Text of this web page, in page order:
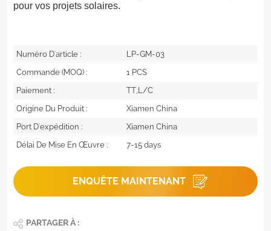
pour vos projets solaires.
Numéro D'article :
LP-GM-03
Commande (MOQ) :
1 PCS
Paiement :
TT,L/C
Origine Du Produit :
Xiamen China
Port D'expédition :
Xiamen China
Délai De Mise En Œuvre :
7-15 days
ENQUÊTE MAINTENANT
PARTAGER À :